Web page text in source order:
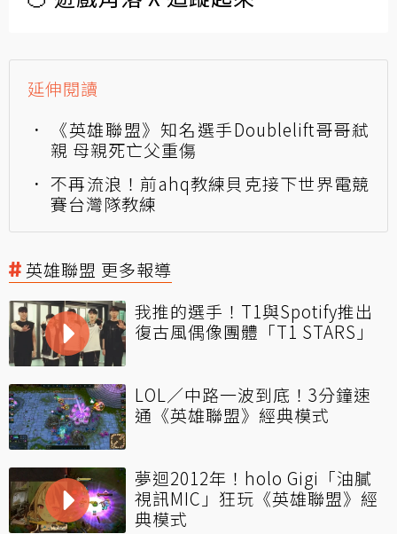
延伸閱讀
《英雄聯盟》知名選手Doublelift哥哥弒
親 母親死亡父重傷
不再流浪！前ahq教練貝克接下世界電競
賽台灣隊教練
英雄聯盟 更多報導
我推的選手！T1與Spotify推出
復古風偶像團體「T1 STARS」
LOL／中路一波到底！3分鐘速
通《英雄聯盟》經典模式
夢迴2012年！holo Gigi「油膩
視訊MIC」狂玩《英雄聯盟》經
典模式